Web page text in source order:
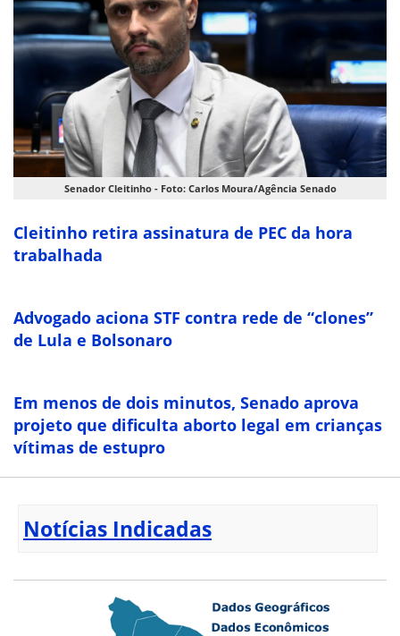
Senador Cleitinho - Foto: Carlos Moura/Agência Senado
Cleitinho retira assinatura de PEC da hora
trabalhada
Advogado aciona STF contra rede de “clones”
de Lula e Bolsonaro
Em menos de dois minutos, Senado aprova
projeto que dificulta aborto legal em crianças
vítimas de estupro
Notícias Indicadas